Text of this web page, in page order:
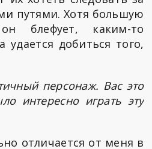
путями. Хотя большую
блефует, каким-то
удается добиться того,
персонаж. Вас это
интересно играть эту
отличается от меня в